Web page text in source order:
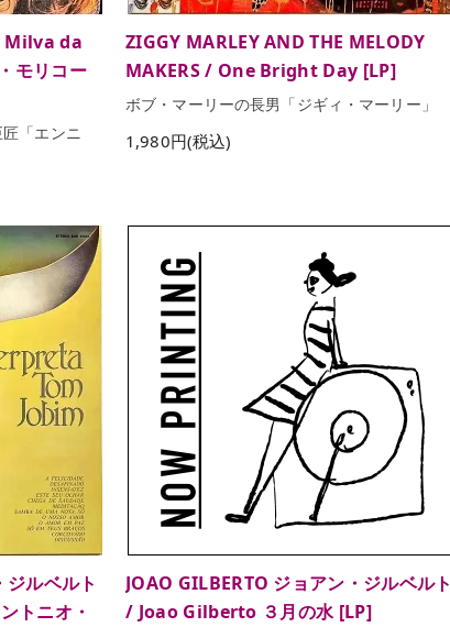
Milva da
モリコー
「エンニ
ZIGGY MARLEY AND THE MELODY
MAKERS / One Bright Day [LP]
ボブ・マーリーの長男「ジギィ・マーリー」
1,980円(税込)
ルベルト
トニオ・
JOAO GILBERTO ジョアン・ジルベルト
/ Joao Gilberto ３月の水 [LP]